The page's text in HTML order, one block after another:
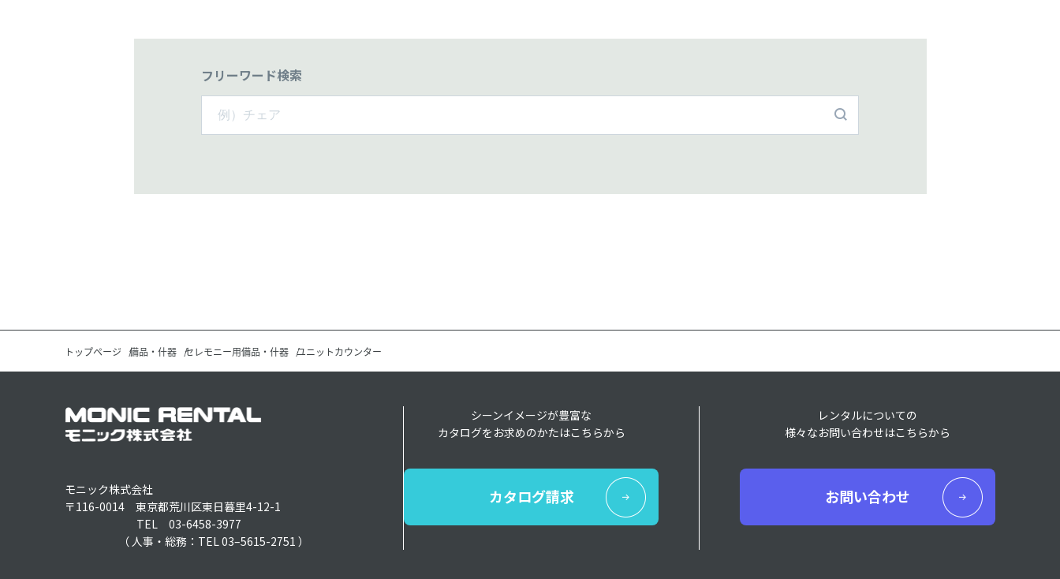
フリーワード検索
トップページ 備品・什器 セレモニー用備品・什器 ユニットカウンター
モニック株式会社
〒116-0014 東京都荒川区東日暮里4-12-1
TEL 03-6458-3977
（ 人事・総務：TEL 03–5615-2751 ）
シーンイメージが豊富な
カタログをお求めのかたはこちらから
カタログ請求
レンタルについての
様々なお問い合わせはこちらから
お問い合わせ